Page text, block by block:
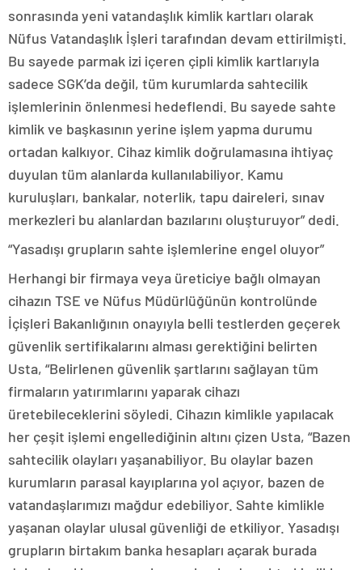
sonrasında yeni vatandaşlık kimlik kartları olarak
Nüfus Vatandaşlık İşleri tarafından devam ettirilmişti.
Bu sayede parmak izi içeren çipli kimlik kartlarıyla
sadece SGK’da değil, tüm kurumlarda sahtecilik
işlemlerinin önlenmesi hedeflendi. Bu sayede sahte
kimlik ve başkasının yerine işlem yapma durumu
ortadan kalkıyor. Cihaz kimlik doğrulamasına ihtiyaç
duyulan tüm alanlarda kullanılabiliyor. Kamu
kuruluşları, bankalar, noterlik, tapu daireleri, sınav
merkezleri bu alanlardan bazılarını oluşturuyor” dedi.
“Yasadışı grupların sahte işlemlerine engel oluyor”
Herhangi bir firmaya veya üreticiye bağlı olmayan
cihazın TSE ve Nüfus Müdürlüğünün kontrolünde
İçişleri Bakanlığının onayıyla belli testlerden geçerek
güvenlik sertifikalarını alması gerektiğini belirten
Usta, “Belirlenen güvenlik şartlarını sağlayan tüm
firmaların yatırımlarını yaparak cihazı
üretebileceklerini söyledi. Cihazın kimlikle yapılacak
her çeşit işlemi engellediğinin altını çizen Usta, “Bazen
sahtecilik olayları yaşanabiliyor. Bu olaylar bazen
kurumların parasal kayıplarına yol açıyor, bazen de
vatandaşlarımızı mağdur edebiliyor. Sahte kimlikle
yaşanan olaylar ulusal güvenliği de etkiliyor. Yasadışı
grupların birtakım banka hesapları açarak burada